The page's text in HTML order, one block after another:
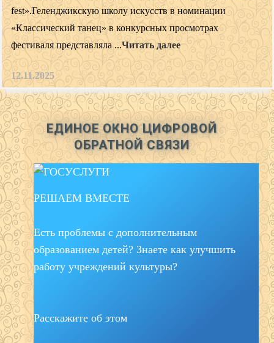
fest».Геленджикскую школу искусств в номинации
«Классический танец» в конкурсных просмотрах
фестиваля представляла ...Читать далее
12.11.2025
ЕДИНОЕ ОКНО ЦИФРОВОЙ
ОБРАТНОЙ СВЯЗИ
РЕШАЕМ ВМЕСТЕ
Есть проблемы с дополнительным
образованием детей? Знаете как улучшить
работу учреждений культуры?
Расскажите об этом